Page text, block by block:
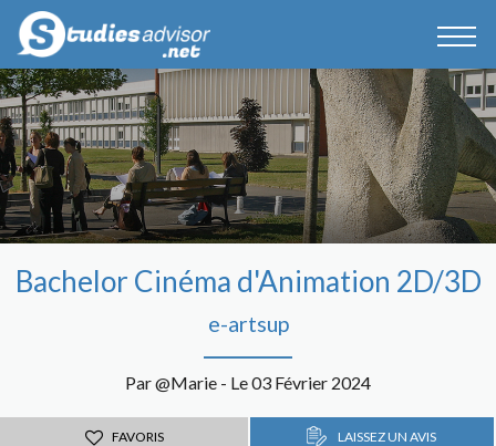
Bachelor Cinéma d'Animation 2D/3D
e-artsup
Par @Marie - Le 03 Février 2024
FAVORIS LAISSEZ UN AVIS